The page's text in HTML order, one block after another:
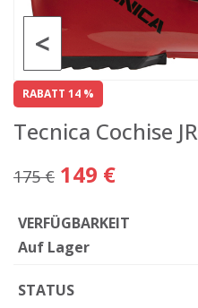
<
RABATT 14 %
Tecnica Cochise JR
175 € 149 €
VERFÜGBARKEIT
Auf Lager
STATUS